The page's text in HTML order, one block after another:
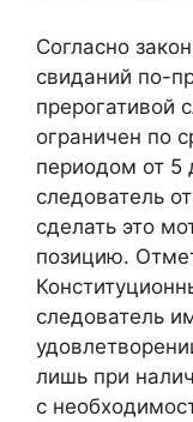
Согласно
свиданий по-
прерогативой
ограничен по
периодом от 5
следователь
сделать это
позицию.
следователь
лишь при
с